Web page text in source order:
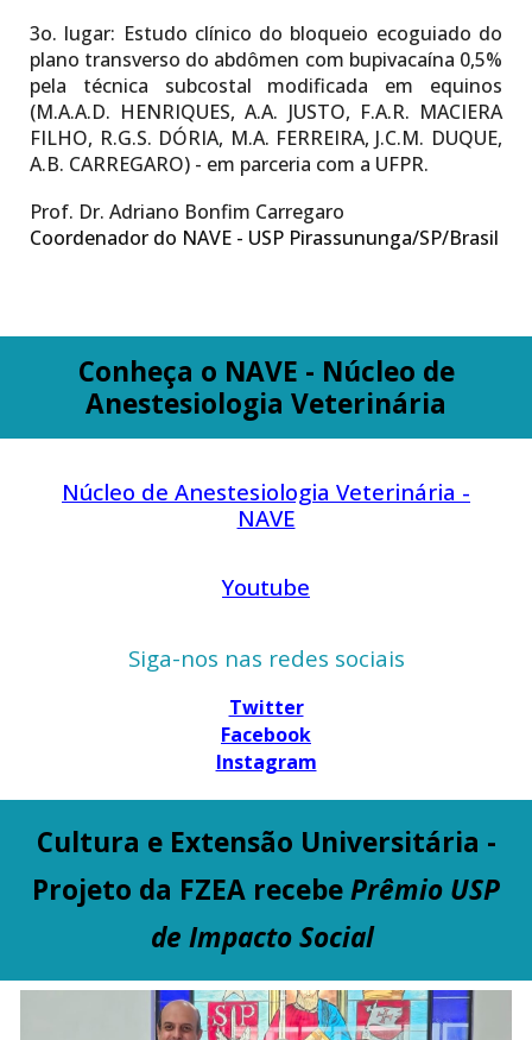
3o. lugar: Estudo clínico do bloqueio ecoguiado do
plano transverso do abdômen com bupivacaína 0,5%
pela técnica subcostal modificada em equinos
(M.A.A.D. HENRIQUES, A.A. JUSTO, F.A.R. MACIERA
FILHO, R.G.S. DÓRIA, M.A. FERREIRA, J.C.M. DUQUE,
A.B. CARREGARO) - em parceria com a UFPR.
Prof. Dr. Adriano Bonfim Carregaro
Coordenador do NAVE - USP Pirassununga/SP/Brasil
Conheça o NAVE - Núcleo de
Anestesiologia Veterinária
Núcleo de Anestesiologia Veterinária -
NAVE
Youtube
Siga-nos nas redes sociais
Twitter
Facebook
Instagram
Cultura e Extensão Universitária -
Projeto da FZEA recebePrêmio USP
de Impacto Social